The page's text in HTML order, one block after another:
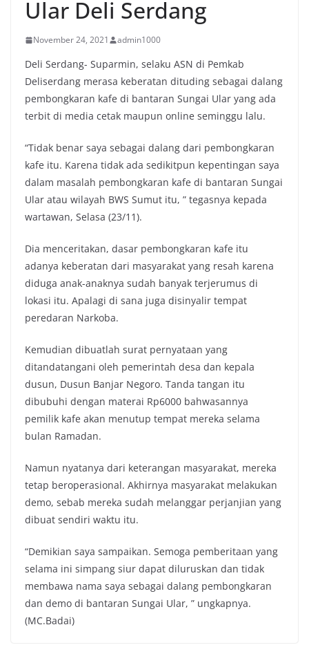
Ular Deli Serdang
November 24, 2021 admin1000
Deli Serdang- Suparmin, selaku ASN di Pemkab
Deliserdang merasa keberatan dituding sebagai dalang
pembongkaran kafe di bantaran Sungai Ular yang ada
terbit di media cetak maupun online seminggu lalu.
“Tidak benar saya sebagai dalang dari pembongkaran
kafe itu. Karena tidak ada sedikitpun kepentingan saya
dalam masalah pembongkaran kafe di bantaran Sungai
Ular atau wilayah BWS Sumut itu, ” tegasnya kepada
wartawan, Selasa (23/11).
Dia menceritakan, dasar pembongkaran kafe itu
adanya keberatan dari masyarakat yang resah karena
diduga anak-anaknya sudah banyak terjerumus di
lokasi itu. Apalagi di sana juga disinyalir tempat
peredaran Narkoba.
Kemudian dibuatlah surat pernyataan yang
ditandatangani oleh pemerintah desa dan kepala
dusun, Dusun Banjar Negoro. Tanda tangan itu
dibubuhi dengan materai Rp6000 bahwasannya
pemilik kafe akan menutup tempat mereka selama
bulan Ramadan.
Namun nyatanya dari keterangan masyarakat, mereka
tetap beroperasional. Akhirnya masyarakat melakukan
demo, sebab mereka sudah melanggar perjanjian yang
dibuat sendiri waktu itu.
“Demikian saya sampaikan. Semoga pemberitaan yang
selama ini simpang siur dapat diluruskan dan tidak
membawa nama saya sebagai dalang pembongkaran
dan demo di bantaran Sungai Ular, ” ungkapnya.
(MC.Badai)